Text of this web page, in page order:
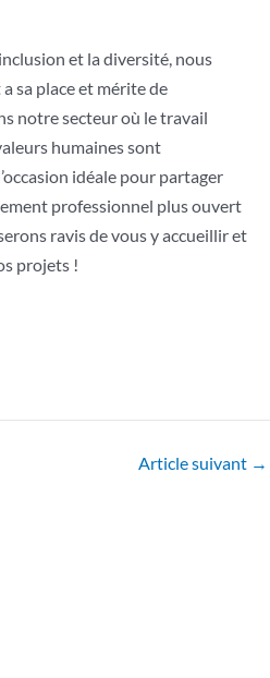
et la diversité, nous
sa place et mérite de
notre secteur où le travail
humaines sont
idéale pour partager
professionnel plus ouvert
ravis de vous y accueillir et
projets !
Article suivant →